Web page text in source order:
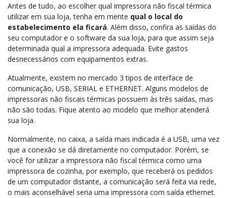
Antes de tudo, ao escolher qual impressora não fiscal térmica
utilizar em sua loja, tenha em mente qual o local do
estabelecimento ela ficará. Além disso, confira as saídas do
seu computador e o software da sua loja, para que assim seja
determinada qual a impressora adequada. Evite gastos
desnecessários com equipamentos extras.
Atualmente, existem no mercado 3 tipos de interface de
comunicação, USB, SERIAL e ETHERNET. Alguns modelos de
impressoras não fiscais térmicas possuem às três saídas, mas
não são todas. Fique atento ao modelo que melhor atenderá
sua loja.
Normalmente, no caixa, a saída mais indicada é a USB, uma vez
que a conexão se dá diretamente no computador. Porém, se
você for utilizar a impressora não fiscal térmica como uma
impressora de cozinha, por exemplo, que receberá os pedidos
de um computador distante, a comunicação será feita via rede,
o mais aconselhável seria uma impressora com saída ethernet.